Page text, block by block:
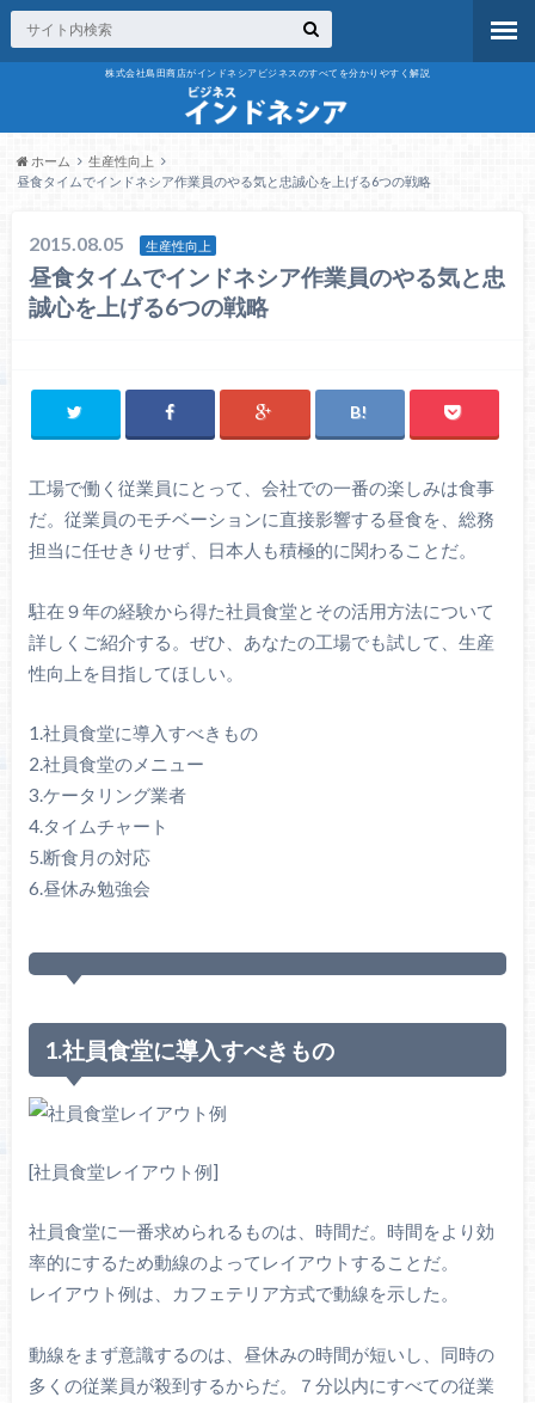
株式会社島田商店がインドネシアビジネスのすべてを分かりやすく解説
ホーム
生産性向上
昼食タイムでインドネシア作業員のやる気と忠誠心を上げる6つの戦略
2015.08.05 生産性向上
昼食タイムでインドネシア作業員のやる気と忠
誠心を上げる6つの戦略
工場で働く従業員にとって、会社での一番の楽しみは食事
だ。従業員のモチベーションに直接影響する昼食を、総務
担当に任せきりせず、日本人も積極的に関わることだ。
駐在９年の経験から得た社員食堂とその活用方法について
詳しくご紹介する。ぜひ、あなたの工場でも試して、生産
性向上を目指してほしい。
1.社員食堂に導入すべきもの
2.社員食堂のメニュー
3.ケータリング業者
4.タイムチャート
5.断食月の対応
6.昼休み勉強会
1.社員食堂に導入すべきもの
[社員食堂レイアウト例]
社員食堂に一番求められるものは、時間だ。時間をより効
率的にするため動線のよってレイアウトすることだ。
レイアウト例は、カフェテリア方式で動線を示した。
動線をまず意識するのは、昼休みの時間が短いし、同時の
多くの従業員が殺到するからだ。７分以内にすべての従業